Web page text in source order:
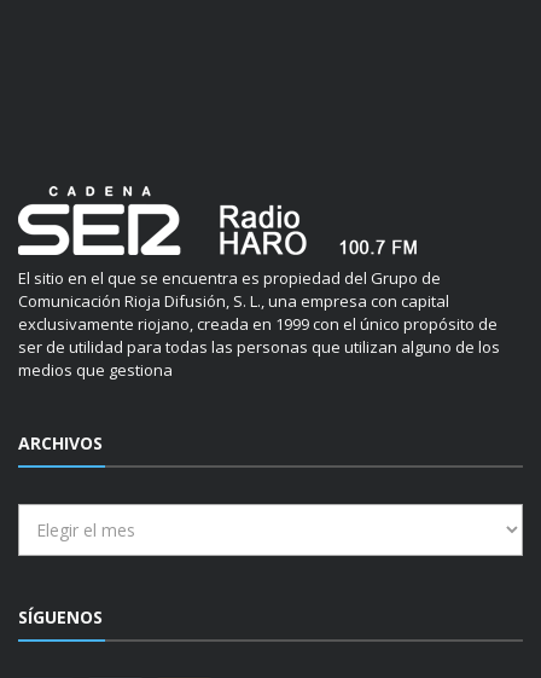
El sitio en el que se encuentra es propiedad del Grupo de
Comunicación Rioja Difusión, S. L., una empresa con capital
exclusivamente riojano, creada en 1999 con el único propósito de
ser de utilidad para todas las personas que utilizan alguno de los
medios que gestiona
ARCHIVOS
SÍGUENOS